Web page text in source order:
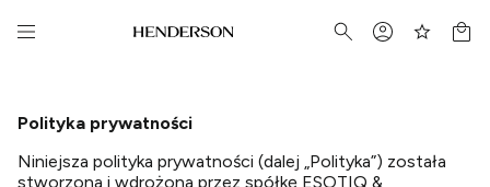
Polityka prywatności
Niniejsza polityka prywatności (dalej „Polityka”) została
stworzona i wdrożona przez spółkę ESOTIQ &